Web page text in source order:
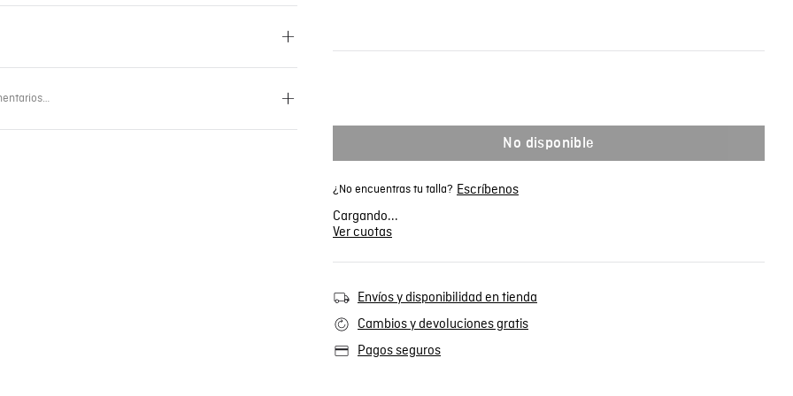
No disponible
¿No encuentras tu talla? Escríbenos
Cargando...
Ver cuotas
Envíos y disponibilidad en tienda
Cambios y devoluciones gratis
Pagos seguros